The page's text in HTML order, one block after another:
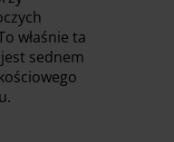
właśnie ta
sednem